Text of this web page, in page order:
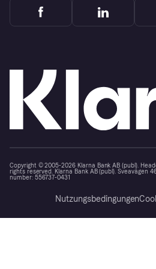
Copyright © 2005-2026 Klarna Bank AB (publ).
rights reserved. Klarna Bank AB (publ). Sveavägen
number: 556737-0431
Nutzungsbedingungen